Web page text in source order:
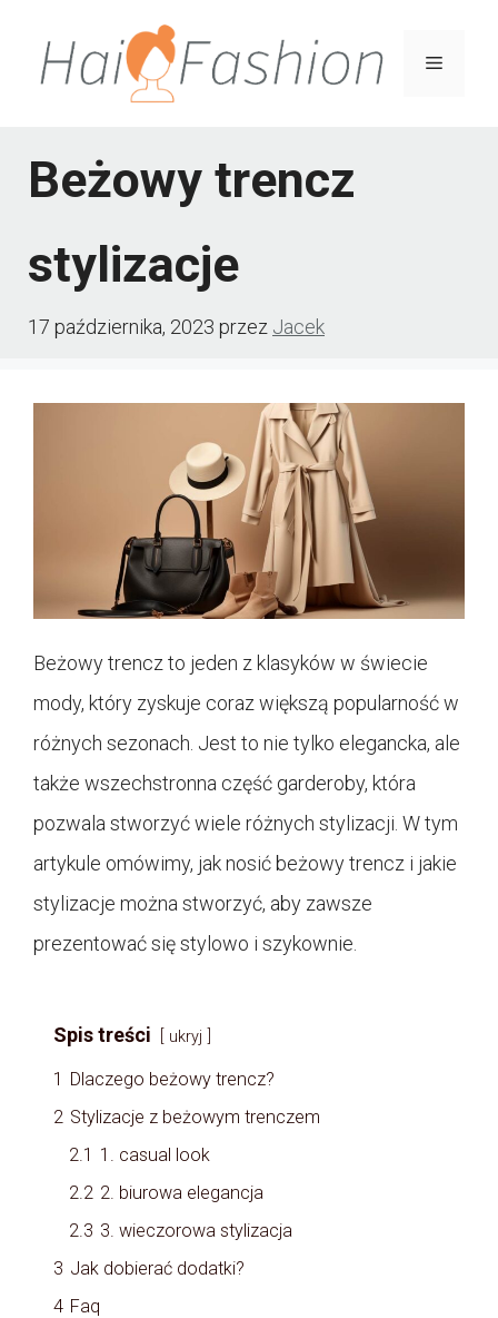
Menu
Beżowy trencz
stylizacje
17 października, 2023 przez Jacek
Beżowy trencz to jeden z klasyków w świecie
mody, który zyskuje coraz większą popularność w
różnych sezonach. Jest to nie tylko elegancka, ale
także wszechstronna część garderoby, która
pozwala stworzyć wiele różnych stylizacji. W tym
artykule omówimy, jak nosić beżowy trencz i jakie
stylizacje można stworzyć, aby zawsze
prezentować się stylowo i szykownie.
Spis treści ukryj
1 Dlaczego beżowy trencz?
2 Stylizacje z beżowym trenczem
2.1 1. casual look
2.2 2. biurowa elegancja
2.3 3. wieczorowa stylizacja
3 Jak dobierać dodatki?
4 Faq